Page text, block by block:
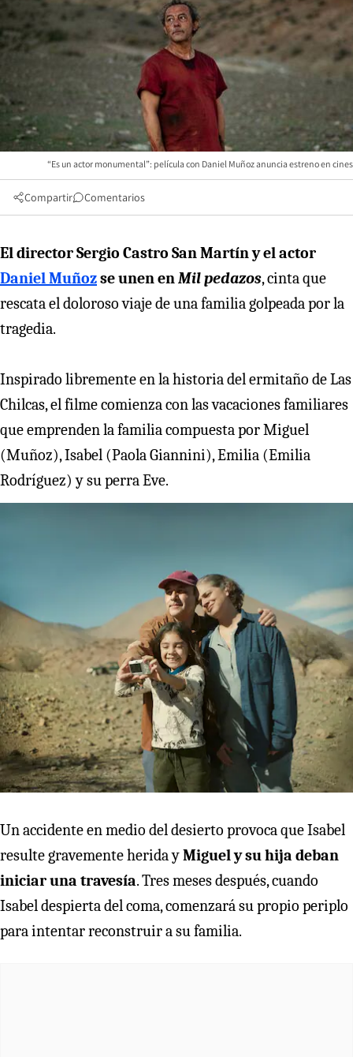
“Es un actor monumental”: película con Daniel Muñoz anuncia estreno en cines
Compartir Comentarios
El director Sergio Castro San Martín y el actor
Daniel Muñozse unen enMil pedazos, cinta que
rescata el doloroso viaje de una familia golpeada por la
tragedia.
Inspirado libremente en la historia del ermitaño de Las
Chilcas, el filme comienza con las vacaciones familiares
que emprenden la familia compuesta por Miguel
(Muñoz), Isabel (Paola Giannini), Emilia (Emilia
Rodríguez) y su perra Eve.
Un accidente en medio del desierto provoca que Isabel
resulte gravemente herida yMiguel y su hija deban
iniciar una travesía. Tres meses después, cuando
Isabel despierta del coma, comenzará su propio periplo
para intentar reconstruir a su familia.